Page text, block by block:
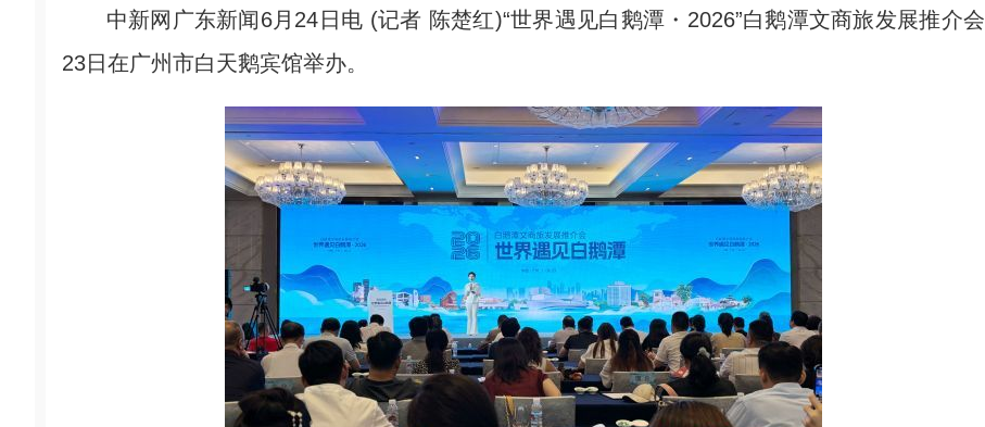
中新网广东新闻6月24日电 (记者 陈楚红)“世界遇见白鹅潭・2026”白鹅潭文商旅发展推介会
23日在广州市白天鹅宾馆举办。